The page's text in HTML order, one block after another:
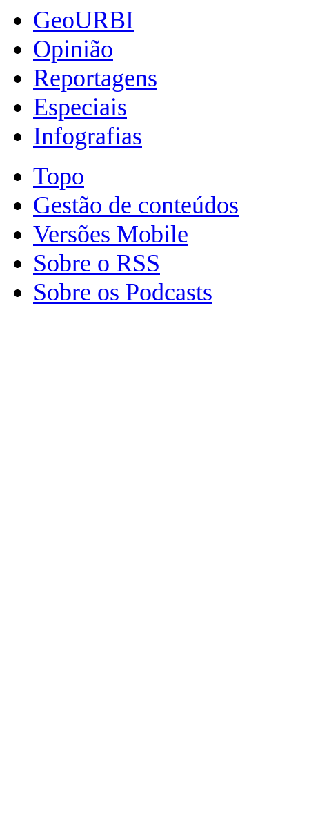
GeoURBI
Opinião
Reportagens
Especiais
Infografias
Topo
Gestão de conteúdos
Versões Mobile
Sobre o RSS
Sobre os Podcasts